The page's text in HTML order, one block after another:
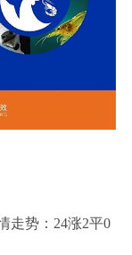
走势：24涨2平0